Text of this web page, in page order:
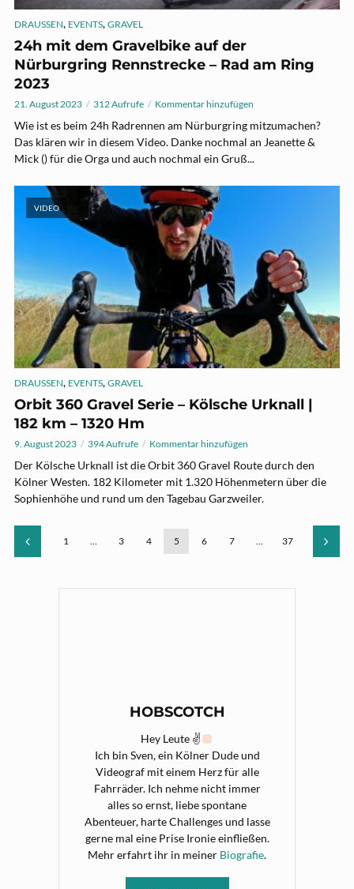
DRAUSSEN, EVENTS, GRAVEL
24h mit dem Gravelbike auf der
Nürburgring Rennstrecke – Rad am Ring
2023
21. August 2023 312 Aufrufe Kommentar hinzufügen
Wie ist es beim 24h Radrennen am Nürburgring mitzumachen?
Das klären wir in diesem Video. Danke nochmal an Jeanette &
Mick () für die Orga und auch nochmal ein Gruß...
VIDEO
DRAUSSEN, EVENTS, GRAVEL
Orbit 360 Gravel Serie – Kölsche Urknall |
182 km – 1320 Hm
9. August 2023 394 Aufrufe Kommentar hinzufügen
Der Kölsche Urknall ist die Orbit 360 Gravel Route durch den
Kölner Westen. 182 Kilometer mit 1.320 Höhenmetern über die
Sophienhöhe und rund um den Tagebau Garzweiler.
1 … 3 4 5 6 7 … 37
HOBSCOTCH
Hey Leute ✌
Ich bin Sven, ein Kölner Dude und
Videograf mit einem Herz für alle
Fahrräder. Ich nehme nicht immer
alles so ernst, liebe spontane
Abenteuer, harte Challenges und lasse
gerne mal eine Prise Ironie einfließen.
Mehr erfahrt ihr in meiner Biografie.